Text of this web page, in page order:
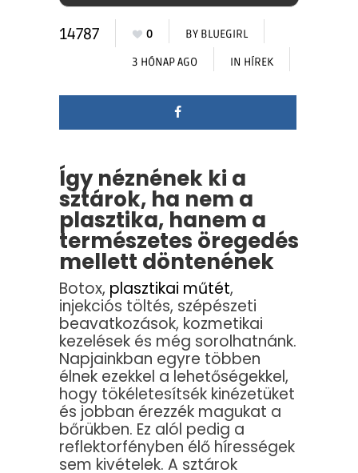
14787 0 BY BLUEGIRL
3 HÓNAP AGO IN HÍREK
Így néznének ki a
sztárok, ha nem a
plasztika, hanem a
természetes öregedés
mellett döntenének
Botox, plasztikai műtét,
injekciós töltés, szépészeti
beavatkozások, kozmetikai
kezelések és még sorolhatnánk.
Napjainkban egyre többen
élnek ezekkel a lehetőségekkel,
hogy tökéletesítsék kinézetüket
és jobban érezzék magukat a
bőrükben. Ez alól pedig a
reflektorfényben élő hírességek
sem kivételek. A sztárok